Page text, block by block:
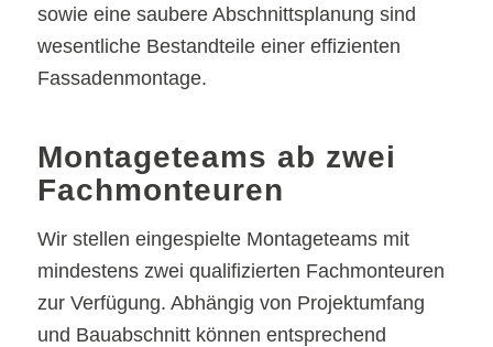
sowie eine saubere Abschnittsplanung sind
wesentliche Bestandteile einer effizienten
Fassadenmontage.
Montageteams ab zwei
Fachmonteuren
Wir stellen eingespielte Montageteams mit
mindestens zwei qualifizierten Fachmonteuren
zur Verfügung. Abhängig von Projektumfang
und Bauabschnitt können entsprechend